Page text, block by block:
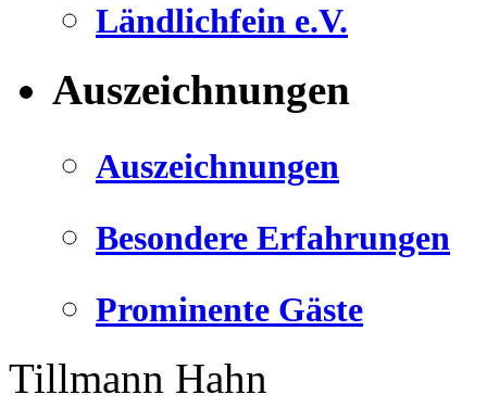
Ländlichfein e.V.
Auszeichnungen
Auszeichnungen
Besondere Erfahrungen
Prominente Gäste
Tillmann Hahn